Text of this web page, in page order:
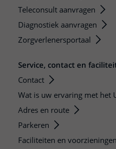
Teleconsult aanvragen
Diagnostiek aanvragen
Zorgverlenersportaal
Service, contact en
Contact
Wat is uw ervaring met het
Adres en route
Parkeren
Faciliteiten en voorzieningen